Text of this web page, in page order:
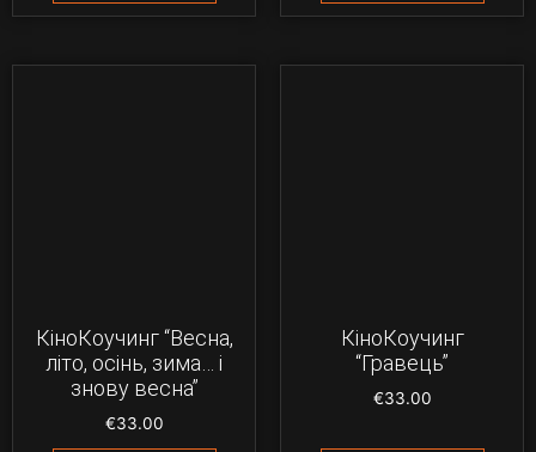
КіноКоучинг “Весна,
літо, осінь, зима… і
знову весна”
€33.00
КіноКоучинг
“Гравець”
€33.00